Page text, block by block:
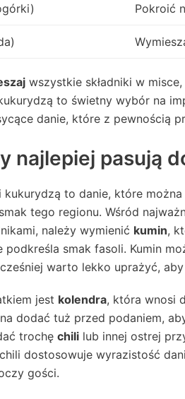
Pokroić
wszystkie składniki w
to świetny wybór na
danie, które z pewnością
najlepiej pasują
kukurydzą to danie, które
tego regionu. Wśród
należy wymienić kumin,
smak fasoli. Kumin
warto lekko uprażyć,
jest kolendra, która wnosi
dodać tuż przed podaniem,
trochę chili lub innej ostrej
dostosowuje wyrazistość
gości.